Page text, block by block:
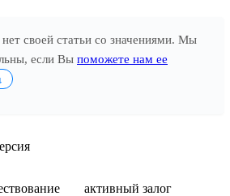
своей статьи со значениями. Мы
если Вы поможете нам ее
активный залог